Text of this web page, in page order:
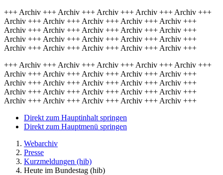
+++ Archiv +++ Archiv +++ Archiv +++ Archiv +++ Archiv +++
Archiv +++ Archiv +++ Archiv +++ Archiv +++ Archiv +++
Archiv +++ Archiv +++ Archiv +++ Archiv +++ Archiv +++
Archiv +++ Archiv +++ Archiv +++ Archiv +++ Archiv +++
Archiv +++ Archiv +++ Archiv +++ Archiv +++ Archiv +++
+++ Archiv +++ Archiv +++ Archiv +++ Archiv +++ Archiv +++
Archiv +++ Archiv +++ Archiv +++ Archiv +++ Archiv +++
Archiv +++ Archiv +++ Archiv +++ Archiv +++ Archiv +++
Archiv +++ Archiv +++ Archiv +++ Archiv +++ Archiv +++
Archiv +++ Archiv +++ Archiv +++ Archiv +++ Archiv +++
Direkt zum Hauptinhalt springen
Direkt zum Hauptmenü springen
Webarchiv
Presse
Kurzmeldungen (hib)
Heute im Bundestag (hib)